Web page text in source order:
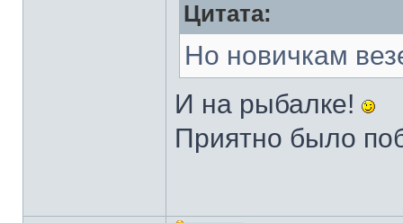
Цитата:
Но новичкам
И на рыбалке!
Приятно было